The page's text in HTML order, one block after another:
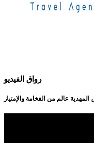
رواق الفيديو
المهدية عالم من الفخامة والإمتياز